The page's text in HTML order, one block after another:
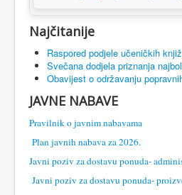
Najčitanije
Raspored podjele učeničkih
Svečana dodjela priznanja
Obavijest o održavanju
JAVNE NABAVE
Pravilnik o javnim nabavama
Plan javnih nabava za 2026.
Javni poziv za dostavu ponuda-
Javni poziv za dostavu ponuda-